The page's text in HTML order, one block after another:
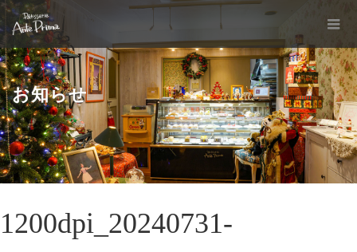
お知らせ
1200dpi_20240731-